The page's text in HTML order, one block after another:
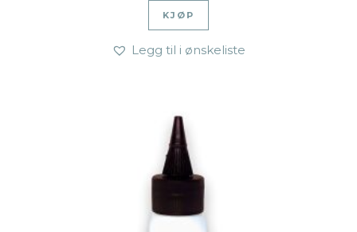
KJØP
Legg til i ønskeliste